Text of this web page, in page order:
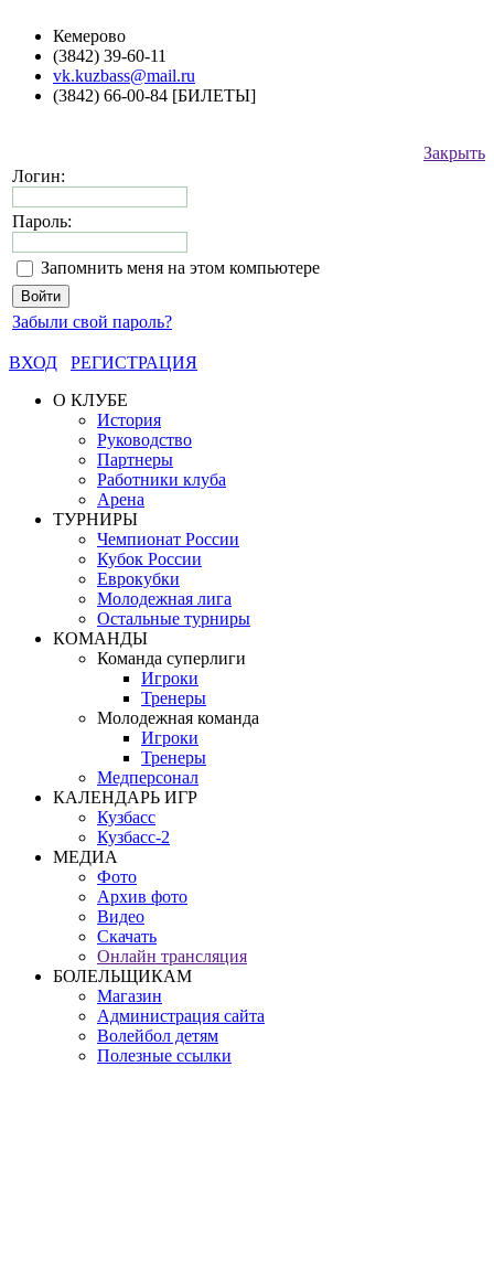
Кемерово
(3842) 39-60-11
vk.kuzbass@mail.ru
(3842) 66-00-84 [БИЛЕТЫ]
Закрыть
Логин:
Пароль:
Запомнить меня на этом компьютере
Забыли свой пароль?
ВХОД
РЕГИСТРАЦИЯ
О КЛУБЕ
История
Руководство
Партнеры
Работники клуба
Арена
ТУРНИРЫ
Чемпионат России
Кубок России
Еврокубки
Молодежная лига
Остальные турниры
КОМАНДЫ
Команда суперлиги
Игроки
Тренеры
Молодежная команда
Игроки
Тренеры
Медперсонал
КАЛЕНДАРЬ ИГР
Кузбасс
Кузбасс-2
МЕДИА
Фото
Архив фото
Видео
Скачать
Онлайн трансляция
БОЛЕЛЬЩИКАМ
Магазин
Администрация сайта
Волейбол детям
Полезные ссылки